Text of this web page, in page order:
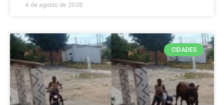
4 de agosto de 2026
CIDADES